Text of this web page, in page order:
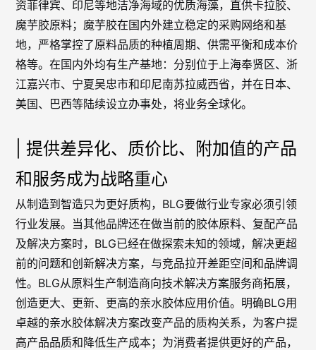
资菲律宾、印尼等地洁净海域的优质海藻，直供卡拉胶、
魔芋胶原料；魔芋胶在国内外建立稳定的采购网络和基
地，严格掌控了原料品质的种植周期、供需平衡和成本价
格等。在国内外均有生产基地：分别位于上海奉贤区、浙
江嘉兴市、宁夏吴忠市和印尼南苏拉威西省，并在日本、
美国、巴西等陆续设立办事处，将业务全球化。
| 提供差异化、质价比、附加值的产品
和服务成为战略重心
从制造到智造只为更好质构，BLG要做行业专家必须引领
行业发展。当其他品牌还在做当前的胶体原料、复配产品
及解决方案时，BLG已经在做探索未知的领域，解决更超
前的问题和创新解决方案，与竞品拉开差距空间和品牌调
性。BLG从原料生产制造商向技术解决方案服务商拓展，
创造更大、更新、更高的亲水胶体应用价值。明确BLG用
卓越的亲水胶体解决方案改变产品的质构关系，为客户提
高产品品质和降低生产成本；为消费者提供更好的产品，